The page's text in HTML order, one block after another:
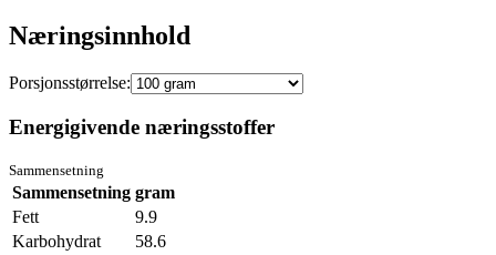
Næringsinnhold
Porsjonsstørrelse:
Energigivende næringsstoffer
Sammensetning
Sammensetning gram
Fett
9.9
Karbohydrat
58.6